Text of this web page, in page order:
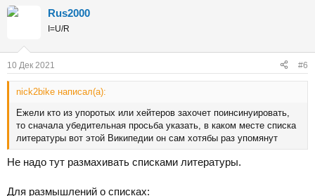
к
Rus2000
I=U/R
10 Дек 2021 #6
nick2bike написал(а):
Ежели кто из упоротых или хейтеров захочет поинсинуировать,
то сначала убедительная просьба указать, в каком месте списка
литературы вот этой Википедии он сам хотябы раз упомянут
Не надо тут размахивать списками литературы.
Для размышлений о списках: